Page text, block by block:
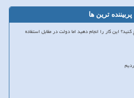
پربیننده ترین ها
این کار را انجام دهید اما دولت در مقابل استفاده